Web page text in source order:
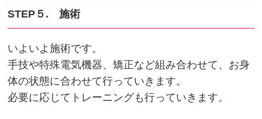
STEP５. 施術
いよいよ施術です。
手技や特殊電気機器、矯正など組み合わせて、お身
体の状態に合わせて行っていきます。
必要に応じてトレーニングも行っていきます。